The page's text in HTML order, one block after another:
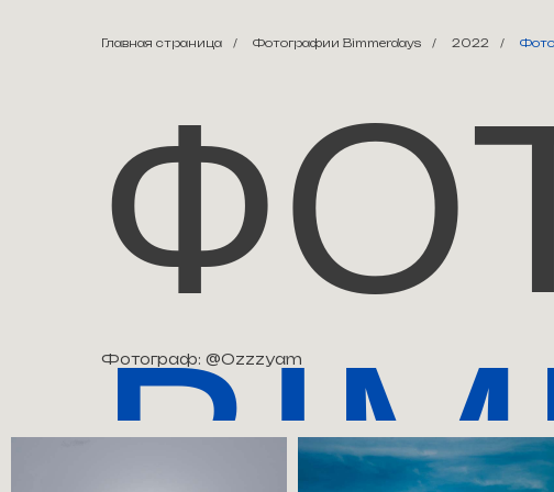
Главная страница / Фотографии Bimmerdays / 2022 / Фото
Фотограф: @ozzzyam